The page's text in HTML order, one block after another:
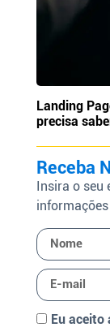
Landing
precisa
Receba
Insira o
Eu aceito